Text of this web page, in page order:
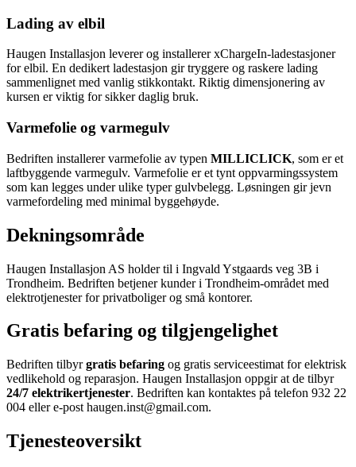
Lading av elbil
Haugen Installasjon leverer og installerer xChargeIn-ladestasjoner
for elbil. En dedikert ladestasjon gir tryggere og raskere lading
sammenlignet med vanlig stikkontakt. Riktig dimensjonering av
kursen er viktig for sikker daglig bruk.
Varmefolie og varmegulv
Bedriften installerer varmefolie av typen MILLICLICK, som er et
laftbyggende varmegulv. Varmefolie er et tynt oppvarmingssystem
som kan legges under ulike typer gulvbelegg. Løsningen gir jevn
varmefordeling med minimal byggehøyde.
Dekningsområde
Haugen Installasjon AS holder til i Ingvald Ystgaards veg 3B i
Trondheim. Bedriften betjener kunder i Trondheim-området med
elektrotjenester for privatboliger og små kontorer.
Gratis befaring og tilgjengelighet
Bedriften tilbyrgratis befaring og gratis serviceestimat for elektrisk
vedlikehold og reparasjon. Haugen Installasjon oppgir at de tilbyr
24/7 elektrikertjenester. Bedriften kan kontaktes på telefon 932 22
004 eller e-post haugen.inst@gmail.com.
Tjenesteoversikt